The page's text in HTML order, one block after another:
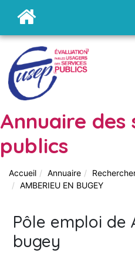
Annuaire des
publics
Accueil Annuaire
AMBERIEU EN BUGEY
Pôle emploi de
bugey